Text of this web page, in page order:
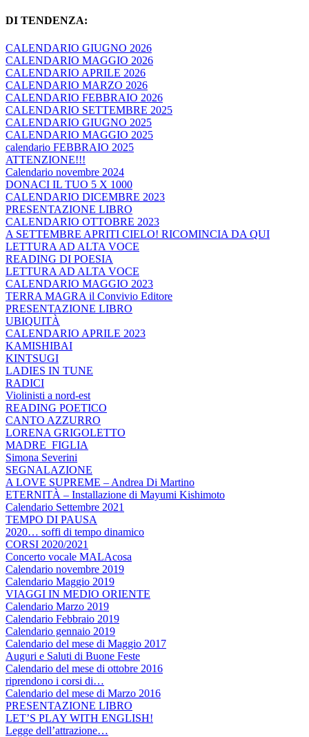
DI TENDENZA:
CALENDARIO GIUGNO 2026
CALENDARIO MAGGIO 2026
CALENDARIO APRILE 2026
CALENDARIO MARZO 2026
CALENDARIO FEBBRAIO 2026
CALENDARIO SETTEMBRE 2025
CALENDARIO GIUGNO 2025
CALENDARIO MAGGIO 2025
calendario FEBBRAIO 2025
ATTENZIONE!!!
Calendario novembre 2024
DONACI IL TUO 5 X 1000
CALENDARIO DICEMBRE 2023
PRESENTAZIONE LIBRO
CALENDARIO OTTOBRE 2023
A SETTEMBRE APRITI CIELO! RICOMINCIA DA QUI
LETTURA AD ALTA VOCE
READING DI POESIA
LETTURA AD ALTA VOCE
CALENDARIO MAGGIO 2023
TERRA MAGRA il Convivio Editore
PRESENTAZIONE LIBRO
UBIQUITÀ
CALENDARIO APRILE 2023
KAMISHIBAI
KINTSUGI
LADIES IN TUNE
RADICI
Violinisti a nord-est
READING POETICO
CANTO AZZURRO
LORENA GRIGOLETTO
MADRE_FIGLIA
Simona Severini
SEGNALAZIONE
A LOVE SUPREME – Andrea Di Martino
ETERNITÀ – Installazione di Mayumi Kishimoto
Calendario Settembre 2021
TEMPO DI PAUSA
2020… soffi di tempo dinamico
CORSI 2020/2021
Concerto vocale MALAcosa
Calendario novembre 2019
Calendario Maggio 2019
VIAGGI IN MEDIO ORIENTE
Calendario Marzo 2019
Calendario Febbraio 2019
Calendario gennaio 2019
Calendario del mese di Maggio 2017
Auguri e Saluti di Buone Feste
Calendario del mese di ottobre 2016
riprendono i corsi di…
Calendario del mese di Marzo 2016
PRESENTAZIONE LIBRO
LET’S PLAY WITH ENGLISH!
Legge dell’attrazione…